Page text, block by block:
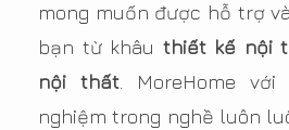
mong muốn được hỗ trợ
bạn từ khâu thiết kế nội
nội thất. MoreHome
nghiệm trong nghề luôn